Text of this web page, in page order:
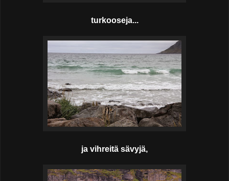
turkooseja...
ja vihreitä sävyjä,